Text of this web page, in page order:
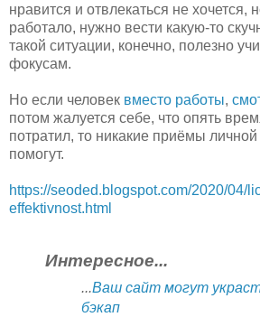
нравится и отвлекаться не хочется,
работало, нужно вести какую-то
такой ситуации, конечно, полезно
фокусам.
Но если человек вместо работы,
потом жалуется себе, что опять
потратил, то никакие приёмы
помогут.
https://seoded.blogspot.com/2020/04/
effektivnost.html
Интересное...
...Ваш сайт могут
бэкап